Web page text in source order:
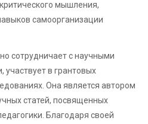
мышления,
самоорганизации
сотрудничает с научными
участвует в грантовых
Она является автором
статей, посвященных
Благодаря своей